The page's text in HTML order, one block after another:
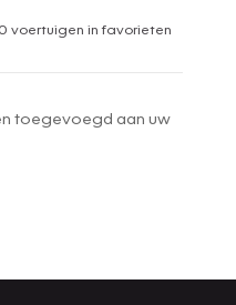
0 voertuigen in favorieten
toegevoegd aan uw